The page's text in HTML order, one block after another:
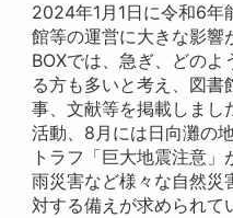
2024年1月1日に令和6年
館等の運営に大きな影響
BOXでは、急ぎ、どの
る方も多いと考え、図
事、文献等を掲載しまし
活動、8月には日向灘の
トラフ「巨大地震注意
雨災害など様々な自然災
対する備えが求められて